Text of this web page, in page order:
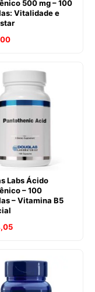
500 mg – 100
Vitalidade e
Labs Ácido
– 100
– Vitamina B5